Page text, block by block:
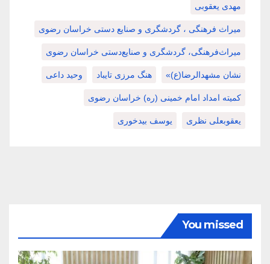
مهدی یعقوبی
میراث فرهنگی ، گردشگری و صنایع دستی خراسان رضوی
میراث‌فرهنگی، گردشگری و صنایع‌دستی خراسان رضوی
نشان مشهدالرضا(ع)» هنگ مرزی تایباد وحید داعی
کمیته امداد امام خمینی (ره) خراسان رضوی
یعقوبعلی نظری یوسف بیدخوری
You missed